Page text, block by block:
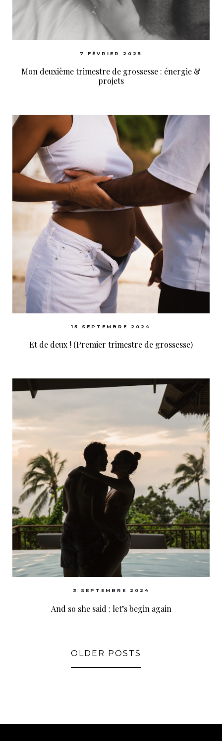
7 FÉVRIER 2025
Mon deuxième trimestre de grossesse : énergie &
projets
15 SEPTEMBRE 2024
Et de deux ! (Premier trimestre de grossesse)
3 SEPTEMBRE 2024
And so she said : let’s begin again
OLDER POSTS